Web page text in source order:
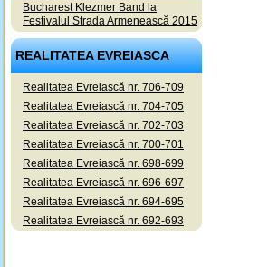
Bucharest Klezmer Band la
Festivalul Strada Armenească 2015
REALITATEA EVREIASCA
Realitatea Evreiască nr. 706-709
Realitatea Evreiască nr. 704-705
Realitatea Evreiască nr. 702-703
Realitatea Evreiască nr. 700-701
Realitatea Evreiască nr. 698-699
Realitatea Evreiască nr. 696-697
Realitatea Evreiască nr. 694-695
Realitatea Evreiască nr. 692-693